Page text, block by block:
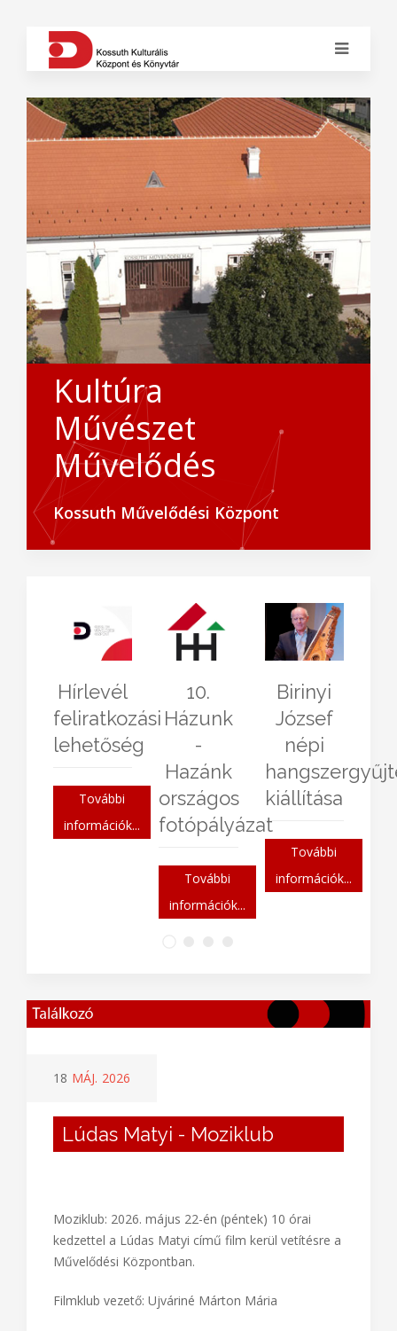
Kultúra
Művészet
Művelődés
Kossuth Művelődési Központ
Hírlevél
feliratkozási
lehetőség
További
információk...
10.
Házunk
-
Hazánk
országos
fotópályázat
További
információk...
Birinyi
József
népi
kiállítása
További
információk...
18 MÁJ. 2026
Lúdas Matyi - Moziklub
Moziklub: 2026. május 22-én (péntek) 10 órai
kedzettel a Lúdas Matyi című film kerül vetítésre a
Művelődési Központban.
Filmklub vezető: Ujváriné Márton Mária